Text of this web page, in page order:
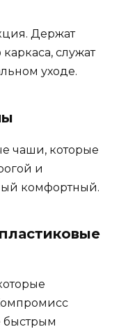
Держат
служат
уходе.
чаши, которые
и
комфортный.
быстрым